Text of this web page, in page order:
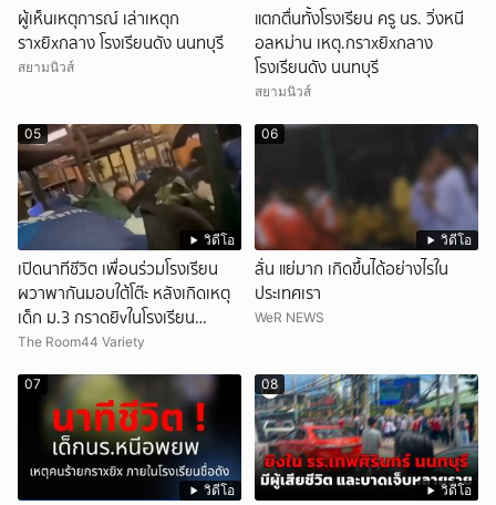
ผู้เห็นเหตุการณ์ เล่าเหตุก
ราxยิxกลาง โรงเรียนดัง นนทบุรี
สยามนิวส์
แตกตื่นทั้งโรงเรียน ครู นร. วิ่งหนี
อลหม่าน เหตุ.กราxยิxกลาง
โรงเรียนดัง นนทบุรี
สยามนิวส์
วิดีโอ
05
เปิดนาทีชีวิต เพื่อนร่วมโรงเรียน
ผวาพากันมอบใต้โต๊ะ หลังเกิดเหตุ
เด็ก ม.3 กราดยิvในโรงเรียน
เทพศิรินทร์นนท์ แบบไม่เลือกหน้า
The Room44 Variety
วิดีโอ
06
ลั่น แย่มาก เกิดขึ้นได้อย่างไรใน
ประเทศเรา
WeR NEWS
วิดีโอ
07
วิดีโอ
08